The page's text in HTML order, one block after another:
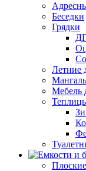
Беседки
Грядки
Летние
Мебель
Плоские